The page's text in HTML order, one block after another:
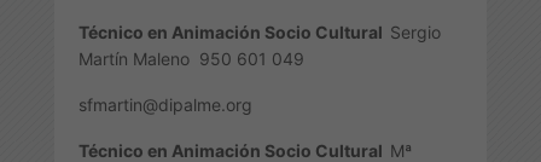
Técnico en Animación Socio Cultural Sergio
Martín Maleno 950 601 049
sfmartin@dipalme.org
Técnico en Animación Socio Cultural Mª